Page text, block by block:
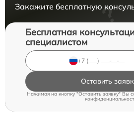
Закажите бесплатную
Бесплатная
специалистом
Оставить
Нажимая на кнопку "Оставить заявку" Вы